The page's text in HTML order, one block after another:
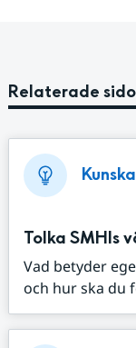
Relaterade
Tolka SMHIs
Vad betyder
och hur ska du